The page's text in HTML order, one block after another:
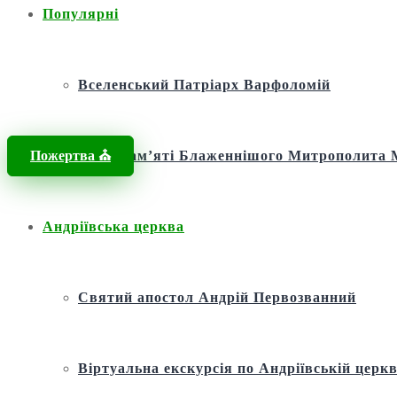
Популярні
Вселенський Патріарх Варфоломій
Фонд пам’яті Блаженнішого
Андріївська церква
Святий апостол Андрій Первозванний
Віртуальна екскурсія по Андріївській
Пожертва ⛪️